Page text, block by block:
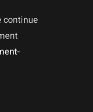
continue